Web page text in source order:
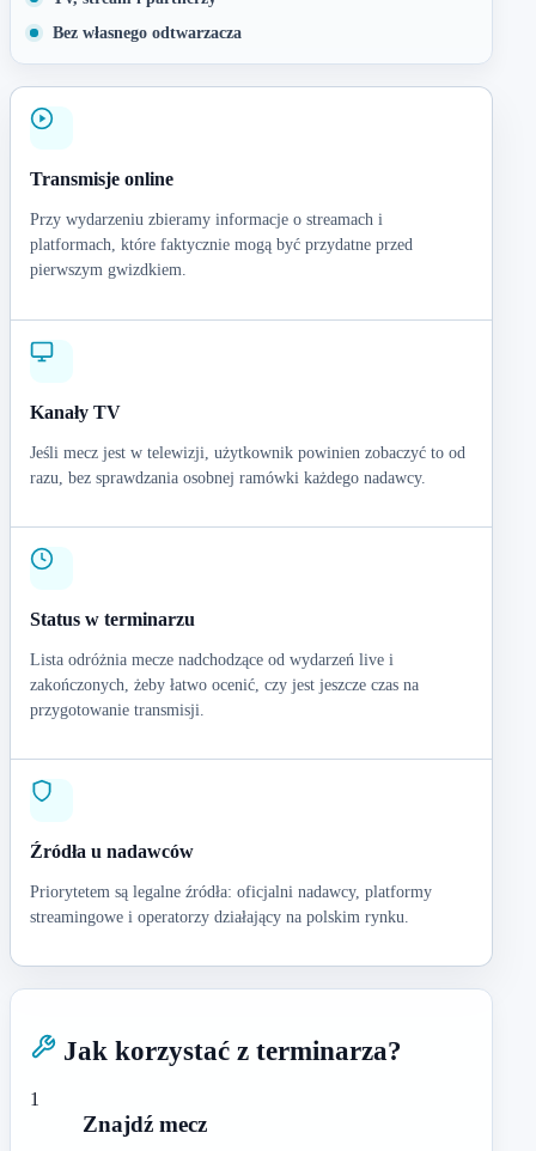
Bez własnego odtwarzacza
Transmisje online
Przy wydarzeniu zbieramy informacje o streamach i
platformach, które faktycznie mogą być przydatne przed
pierwszym gwizdkiem.
Kanały TV
Jeśli mecz jest w telewizji, użytkownik powinien zobaczyć to od
razu, bez sprawdzania osobnej ramówki każdego nadawcy.
Status w terminarzu
Lista odróżnia mecze nadchodzące od wydarzeń live i
zakończonych, żeby łatwo ocenić, czy jest jeszcze czas na
przygotowanie transmisji.
Źródła u nadawców
Priorytetem są legalne źródła: oficjalni nadawcy, platformy
streamingowe i operatorzy działający na polskim rynku.
Jak korzystać z terminarza?
1
Znajdź mecz